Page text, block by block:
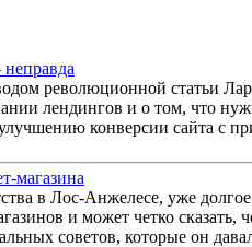
революционной статьи
лендингов и о том, что
конверсии сайта с
магазина
в Лос-Анжелесе, уже
и может четко сказать,
советов, которые он